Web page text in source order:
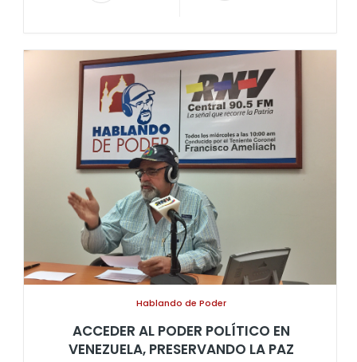
Hablando de Poder
ACCEDER AL PODER POLÍTICO EN
VENEZUELA, PRESERVANDO LA PAZ